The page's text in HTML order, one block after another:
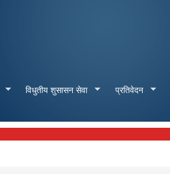
विधुतीय शुसासन सेवा प्रतिवेदन